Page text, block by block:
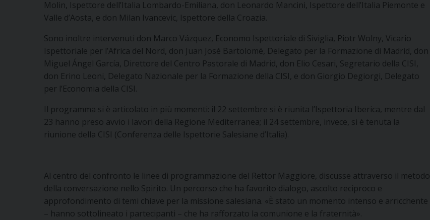
Molin, Ispettore dell’Italia Lombardo-Emiliana, don Leonardo Mancini, Ispettore dell’Italia Piemonte e
Valle d’Aosta, e don Milan Ivancevic, Ispettore della Croazia.
Sono inoltre intervenuti don Marco Vázquez, Economo Ispettoriale di Siviglia, Piotr Wolny, Vicario
Ispettoriale per l’Africa del Nord, don Juan José Bartolomé, Delegato per la Formazione di Madrid, don
Miguel Ángel García, Direttore del Centro Pastorale di Madrid, don Elio Cesari, Segretario della CISI,
don Erino Leoni, Delegato Nazionale per la Formazione della CISI, e don Giorgio Degiorgi, Delegato
per l’Economia della CISI.
Il programma si è articolato in più momenti: il 22 settembre si è riunita l’Ispettoria Iberica, mentre dal
23 hanno preso avvio i lavori della Regione Mediterranea; il 24 settembre, invece, si è tenuta la
riunione della CISI (Conferenza delle Ispettorie Salesiane d’Italia).
Al centro del confronto le linee di programmazione del Rettor Maggiore, discusse attraverso il metodo
della conversazione nello Spirito. Un percorso che ha favorito dialogo, ascolto reciproco e
approfondimento di temi chiave per la missione salesiana. «È stato un momento intenso e arricchente
– hanno sottolineato i partecipanti – che ha rafforzato la comunione e la fraternità».